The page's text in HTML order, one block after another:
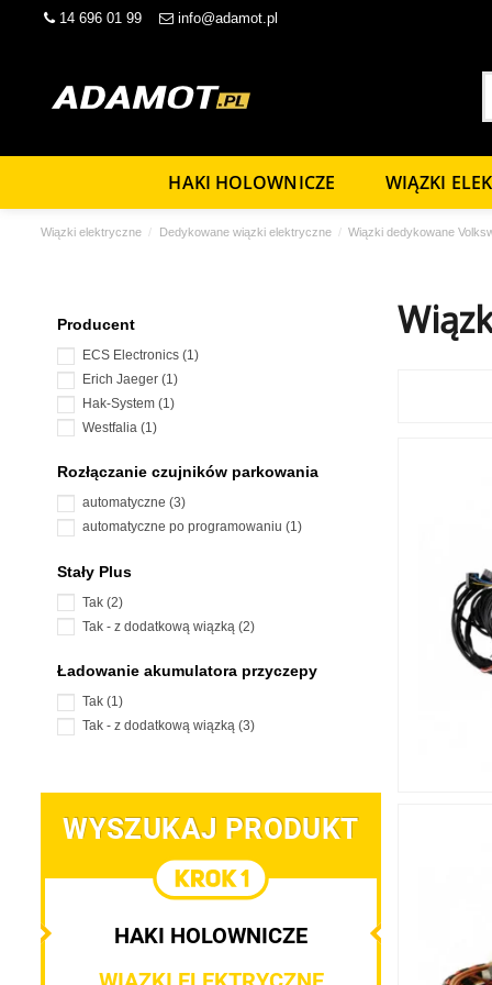
14 696 01 99 info@adamot.pl
HAKI HOLOWNICZE WIĄZKI
Wiązki elektryczne Dedykowane wiązki elektryczne Wiązki dedykowane
Producent
ECS Electronics (1)
Erich Jaeger (1)
Hak-System (1)
Westfalia (1)
Rozłączanie czujników parkowania
automatyczne (3)
automatyczne po programowaniu (1)
Stały Plus
Tak (2)
Tak - z dodatkową wiązką (2)
Ładowanie akumulatora przyczepy
Tak (1)
Tak - z dodatkową wiązką (3)
WYSZUKAJ PRODUKT
HAKI HOLOWNICZE